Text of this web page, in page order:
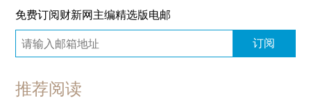
免费订阅财新网主编精选版电邮
订阅
推荐阅读